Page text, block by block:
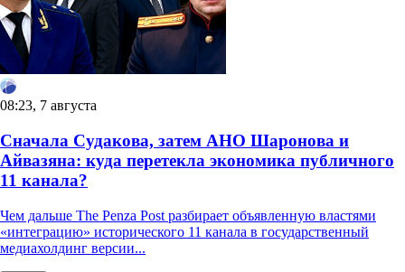
08:23, 7 августа
Сначала Судакова, затем АНО Шаронова и
Айвазяна: куда перетекла экономика публичного
11 канала?
Чем дальше The Penza Post разбирает объявленную властями
«интеграцию» исторического 11 канала в государственный
медиахолдинг версии...